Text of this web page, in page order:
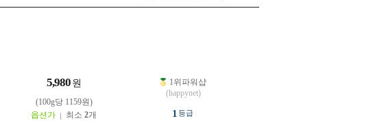
5,980 원
(100g당 1159원)
옵션가
최소 2개
1위파워샵
(happynet)
1 등급